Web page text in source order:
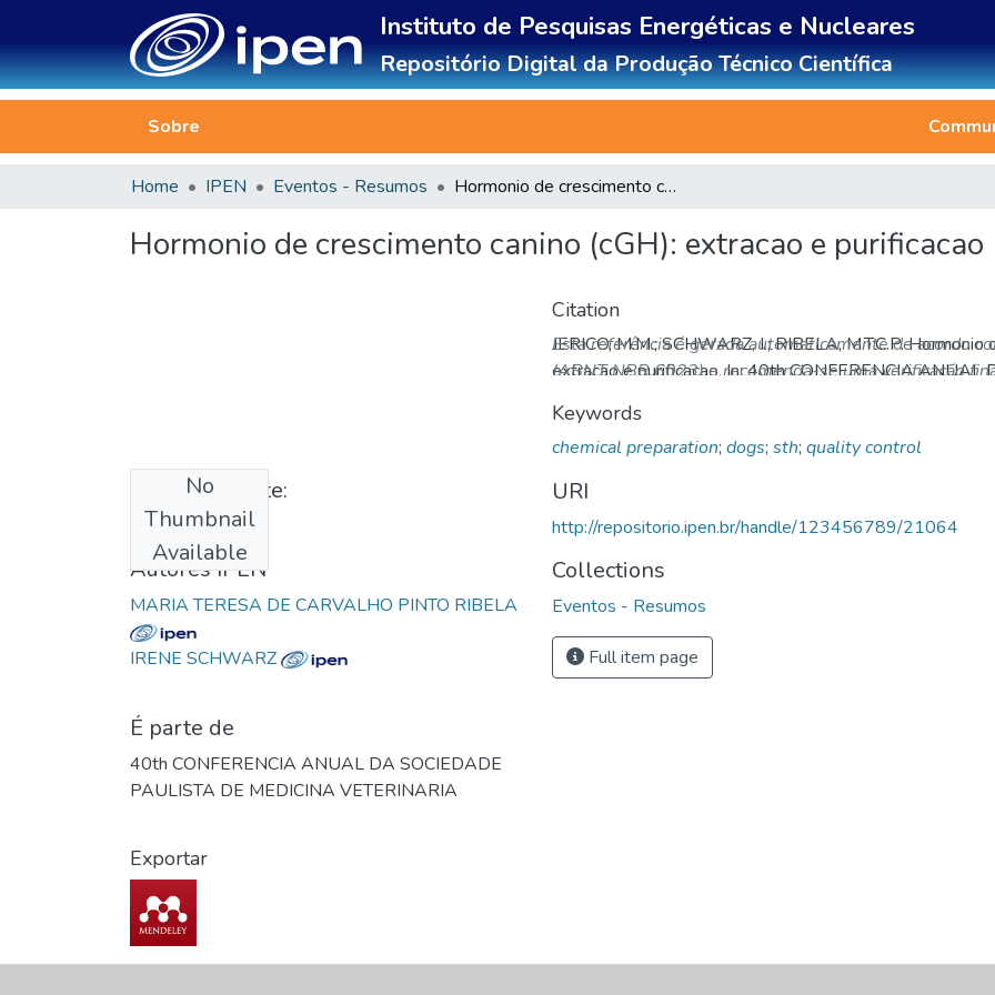
Instituto de Pesquisas Energéticas e Nucleares
Repositório Digital da Produção Técnico Científica
Sobre
Home IPEN Eventos - Resumos Hormonio de crescimento canino (cGH): extracao e purificacao
Hormonio de crescimento canino (cGH): extracao e purificacao
No
Thumbnail
Available
Published date:
1985
Autores IPEN
MARIA TERESA DE CARVALHO PINTO RIBELA
IRENE SCHWARZ
É parte de
40th CONFERENCIA ANUAL DA SOCIEDADE
PAULISTA DE MEDICINA VETERINARIA
Exportar
Citation
JERICO, M.M.; SCHWARZ, I.; RIBELA, M.T.C.P.
extracao e purificacao. In: 40th CONFERENCIA ANUAL
em: http://repositorio.ipen.br/handle/123456789/21064.
Esta referência é gerada automaticamente de acordo
(ABNT NBR 6023) e recomenda-se uma verificação
Keywords
chemical preparation; dogs; sth; quality control
URI
http://repositorio.ipen.br/handle/123456789/21064
Collections
Eventos - Resumos
Full item page